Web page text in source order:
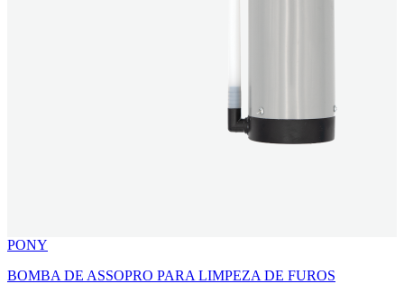
PONY
BOMBA DE ASSOPRO PARA LIMPEZA DE FUROS